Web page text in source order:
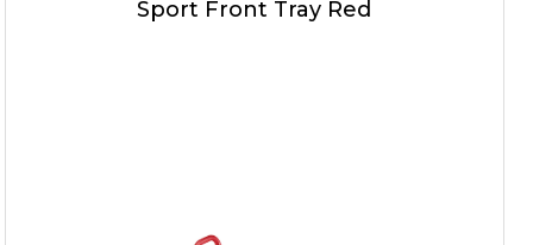
Sport Front Tray Red